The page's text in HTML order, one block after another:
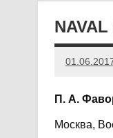
NAVAL
П. А.
Москва,